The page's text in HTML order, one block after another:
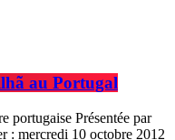
au Portugal
portugaise Présentée par
: mercredi 10 octobre 2012